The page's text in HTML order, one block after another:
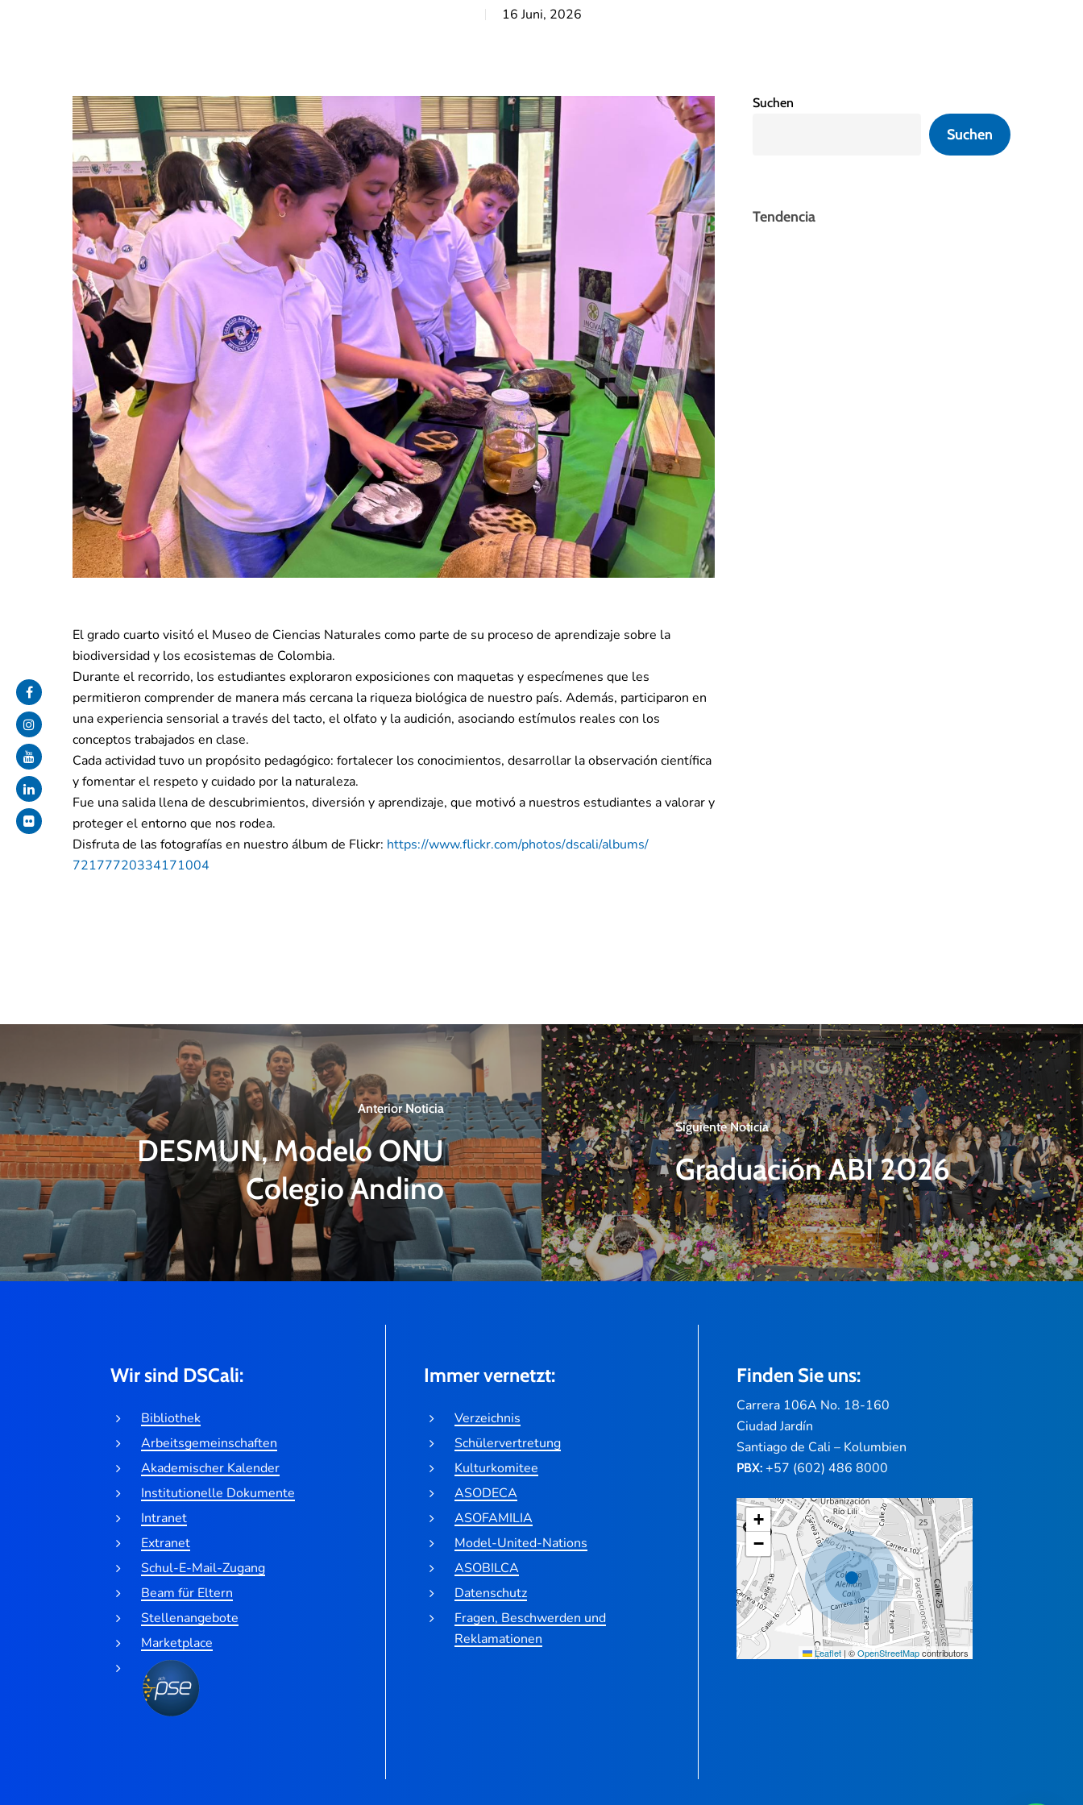
16 Juni, 2026
El grado cuarto visitó el Museo de Ciencias Naturales como parte de su proceso de aprendizaje sobre la
biodiversidad y los ecosistemas de Colombia.
Durante el recorrido, los estudiantes exploraron exposiciones con maquetas y especímenes que les
permitieron comprender de manera más cercana la riqueza biológica de nuestro país. Además, participaron en
una experiencia sensorial a través del tacto, el olfato y la audición, asociando estímulos reales con los
conceptos trabajados en clase.
Cada actividad tuvo un propósito pedagógico: fortalecer los conocimientos, desarrollar la observación científica
y fomentar el respeto y cuidado por la naturaleza.
Fue una salida llena de descubrimientos, diversión y aprendizaje, que motivó a nuestros estudiantes a valorar y
proteger el entorno que nos rodea.
Disfruta de las fotografías en nuestro álbum de Flickr: https://www.flickr.com/photos/dscali/albums/
72177720334171004
Suchen
Suchen
Tendencia
Anterior Noticia
DESMUN, Modelo ONU
Colegio Andino
Siguiente Noticia
Graduación ABI 2026
Wir sind DSCali:
Bibliothek
Arbeitsgemeinschaften
Akademischer Kalender
Institutionelle Dokumente
Intranet
Extranet
Schul-E-Mail-Zugang
Beam für Eltern
Stellenangebote
Marketplace
Immer vernetzt:
Verzeichnis
Schülervertretung
Kulturkomitee
ASODECA
ASOFAMILIA
Model-United-Nations
ASOBILCA
Datenschutz
Fragen, Beschwerden und
Reklamationen
Finden Sie uns:
Carrera 106A No. 18-160
Ciudad Jardín
Santiago de Cali – Kolumbien
PBX:+57 (602) 486 8000
+
−
Leaflet | ©OpenStreetMapcontributors